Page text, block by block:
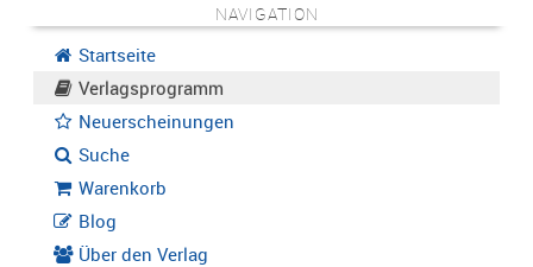
NAVIGATION
Startseite
Verlagsprogramm
Neuerscheinungen
Suche
Warenkorb
Blog
Über den Verlag